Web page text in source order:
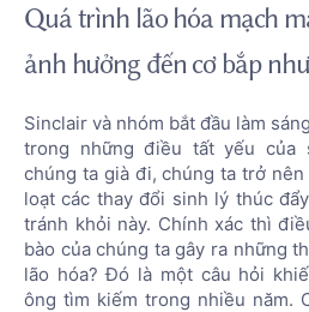
Quá trình lão hóa mạch
ảnh hưởng đến cơ bắp
Sinclair và nhóm bắt đầu làm
trong những điều tất yếu của
chúng ta già đi, chúng ta trở
loạt các thay đổi sinh lý thúc
tránh khỏi này. Chính xác thì
bào của chúng ta gây ra những
lão hóa? Đó là một câu hỏi
ông tìm kiếm trong nhiều năm.